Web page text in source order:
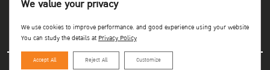
We value your privacy
We use cookies to improve performance. and good experience using your website
You can study the details atPrivacy Policy
Accept All Reject All Customize